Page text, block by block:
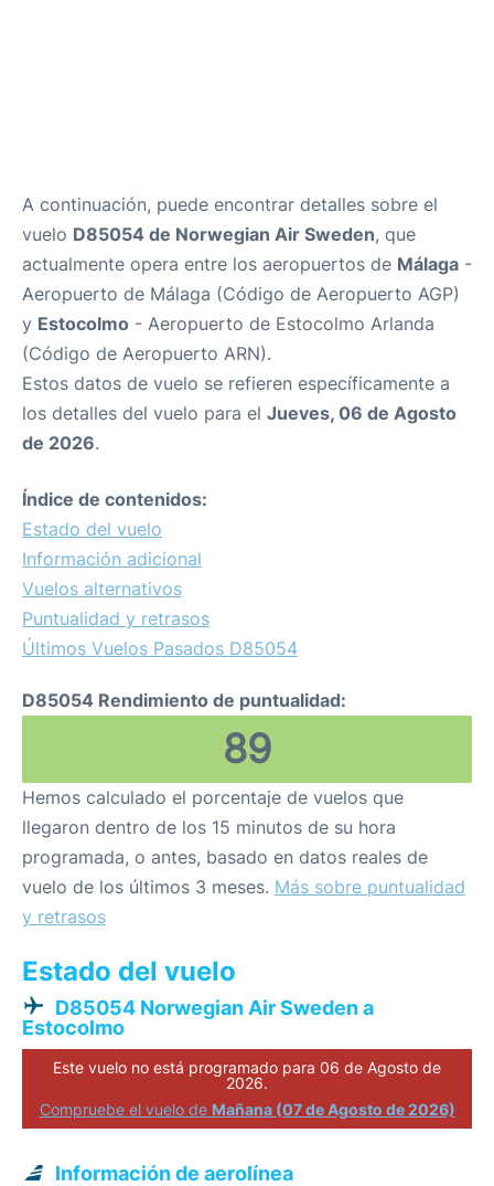
A continuación, puede encontrar detalles sobre el
vuelo D85054 de Norwegian Air Sweden, que
actualmente opera entre los aeropuertos de Málaga -
Aeropuerto de Málaga (Código de Aeropuerto AGP)
y Estocolmo - Aeropuerto de Estocolmo Arlanda
(Código de Aeropuerto ARN).
Estos datos de vuelo se refieren específicamente a
los detalles del vuelo para el Jueves, 06 de Agosto
de 2026.
Índice de contenidos:
Estado del vuelo
Información adicional
Vuelos alternativos
Puntualidad y retrasos
Últimos Vuelos Pasados D85054
D85054 Rendimiento de puntualidad:
89
Hemos calculado el porcentaje de vuelos que
llegaron dentro de los 15 minutos de su hora
programada, o antes, basado en datos reales de
vuelo de los últimos 3 meses. Más sobre puntualidad
y retrasos
Estado del vuelo
D85054 Norwegian Air Sweden a
Estocolmo
Este vuelo no está programado para 06 de Agosto de
2026.
Compruebe el vuelo de Mañana (07 de Agosto de 2026)
Información de aerolínea